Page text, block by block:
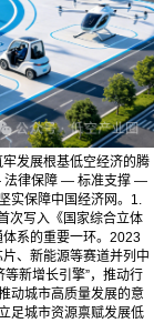
发展根基低空经济的腾
法律保障 — 标准支撑 —
实保障中国经济网。1.
次写入《国家综合立体
系的重要一环。2023
、新能源等赛道并列中
新增长引擎”，推动行
动城市高质量发展的意
足城市资源禀赋发展低